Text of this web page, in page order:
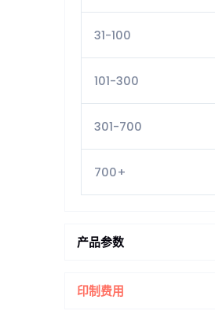
31-100
101-300
301-700
700+
产品参数
印制费用